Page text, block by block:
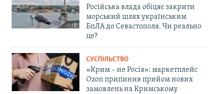
Російська влада обіцяє закрити
морський шлях українським
БпЛА до Севастополя. Чи реально
це?
СУСПІЛЬСТВО
«Крим – не Росія»: маркетплейс
Ozon припинив прийом нових
замовлень на Кримському